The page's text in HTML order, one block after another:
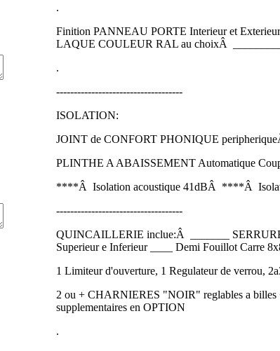
.
Finition PANNEAU PORTE Interieur et
LAQUE COULEUR RAL au choixÂ
.
------------------------------------
ISOLATION:
JOINT de CONFORT PHONIQUE
PLINTHE A ABAISSEMENT Automatique
****Â Isolation acoustique 41dBÂ ****Â
------------------------------------
QUINCAILLERIE inclue:Â _______
Superieur e Inferieur ____ Demi Fouillot Carre
1 Limiteur d'ouverture, 1 Regulateur de verrou,
2 ou + CHARNIERES "NOIR" reglables a
supplementaires en OPTION
.